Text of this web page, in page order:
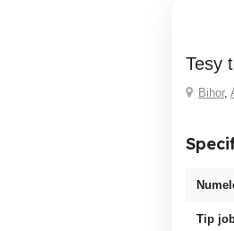
tesy
Bihor,
Tip